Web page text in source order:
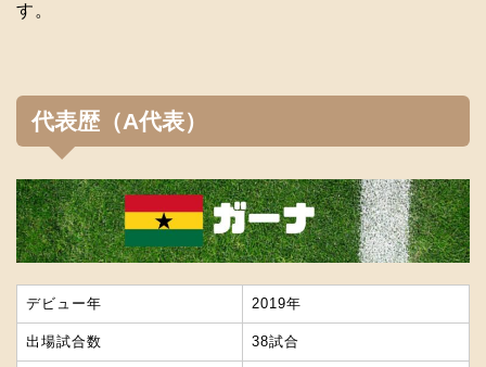
す。
代表歴（A代表）
デビュー年 2019年
出場試合数 38試合